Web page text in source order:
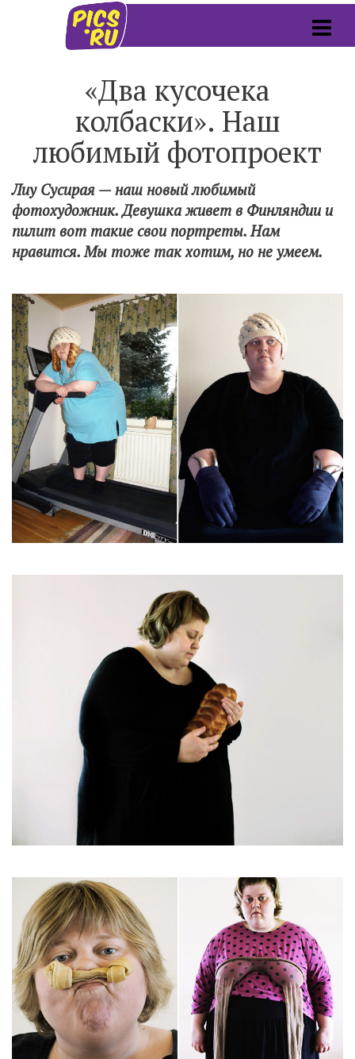
«Два кусочека
колбаски». Наш
любимый фотопроект
Лиу Сусирая — наш новый любимый
фотохудожник. Девушка живет в Финляндии и
пилит вот такие свои портреты. Нам
нравится. Мы тоже так хотим, но не умеем.